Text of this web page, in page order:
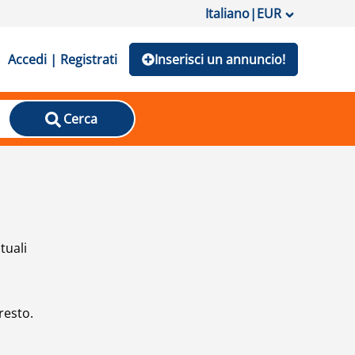
Italiano|EUR
Accedi | Registrati Inserisci un annuncio!
Cerca